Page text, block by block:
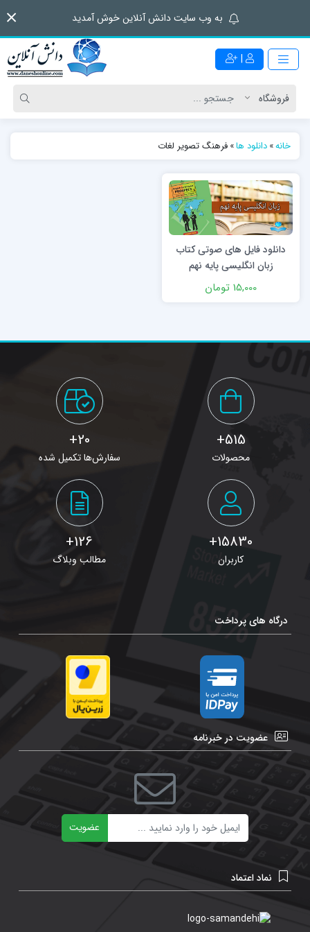
به وب سایت دانش آنلاین خوش آمدید
|
خانه»دانلود ها»فرهنگ تصویر لغات
دانلود فایل های صوتی کتاب
زبان انگلیسی پایه نهم
15,000 تومان
515+
محصولات
20+
سفارش‌ها تکمیل شده
15830+
کاربران
126+
مطالب وبلاگ
درگاه های پرداخت
عضویت در خبرنامه
عضویت
نماد اعتماد